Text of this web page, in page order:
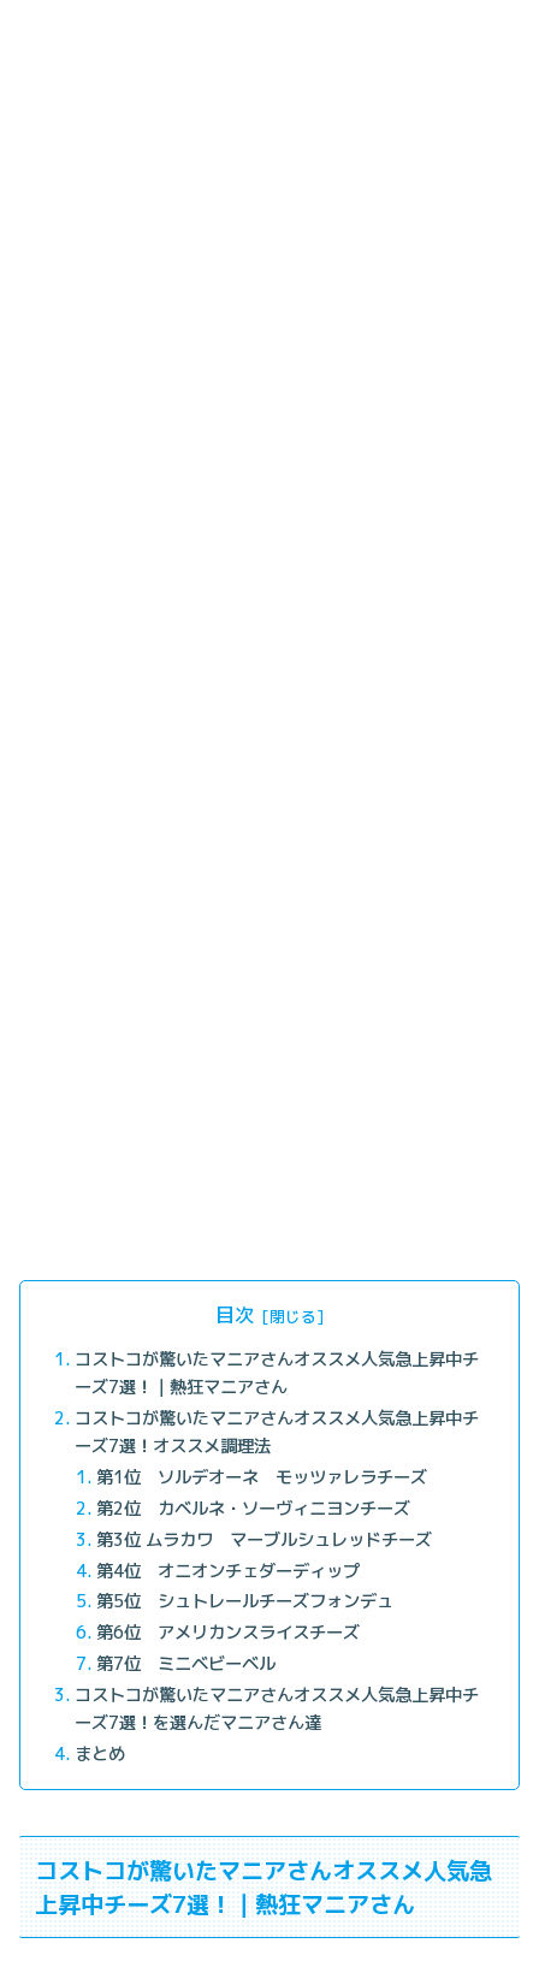
目次
コストコが驚いたマニアさんオススメ人気急上昇中チ
ーズ7選！｜熱狂マニアさん
コストコが驚いたマニアさんオススメ人気急上昇中チ
ーズ7選！オススメ調理法
第1位 ソルデオーネ モッツァレラチーズ
第2位 カベルネ・ソーヴィニヨンチーズ
第3位 ムラカワ マーブルシュレッドチーズ
第4位 オニオンチェダーディップ
第5位 シュトレールチーズフォンデュ
第6位 アメリカンスライスチーズ
第7位 ミニベビーベル
コストコが驚いたマニアさんオススメ人気急上昇中チ
ーズ7選！を選んだマニアさん達
まとめ
コストコが驚いたマニアさんオススメ人気急
上昇中チーズ7選！｜熱狂マニアさん